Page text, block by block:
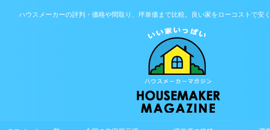
ハウスメーカーの評判・価格や間取り、坪単価まで比較。良い家をローコストで安